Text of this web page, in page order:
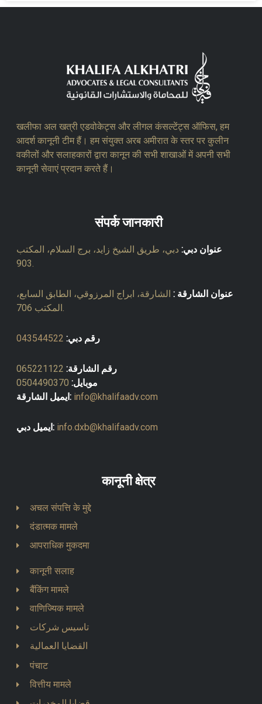
खलीफा अल खत्री एडवोकेट्स और लीगल कंसल्टेंट्स ऑफिस, हम
आदर्श कानूनी टीम हैं। हम संयुक्त अरब अमीरात के स्तर पर कुलीन
वकीलों और सलाहकारों द्वारा कानून की सभी शाखाओं में अपनी सभी
कानूनी सेवाएं प्रदान करते हैं।
संपर्क जानकारी
عنوان دبي: دبي، طريق الشيخ زايد، برج السلام، المكتب
903.
عنوان الشارقة : الشارقة، ابراج المرزوقي، الطابق السابع،
المكتب 706.
رقم دبي: 043544522
رقم الشارقة: 065221122
موبايل: 0504490370
ايميل الشارقة: info@khalifaadv.com
ايميل دبي: info.dxb@khalifaadv.com
कानूनी क्षेत्र
अचल संपत्ति के मुद्दे
दंडात्मक मामले
आपराधिक मुकदमा
कानूनी सलाह
बैंकिंग मामले
वाणिज्यिक मामले
تاسيس شركات
القضايا العمالية
पंचाट
वित्तीय मामले